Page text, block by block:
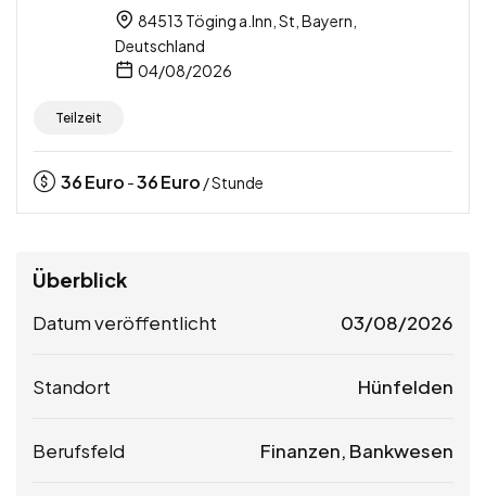
84513 Töging a.Inn, St, Bayern,
Deutschland
04/08/2026
Teilzeit
36Euro -36Euro / Stunde
Überblick
Datum veröffentlicht 03/08/2026
Standort Hünfelden
Berufsfeld Finanzen, Bankwesen